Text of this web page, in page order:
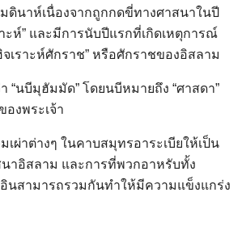
ดินาห์เนื่องจากถูกกดขี่ทางศาสนาในปี
าะห์” และมีการนับปีแรกที่เกิดเหตุการณ์
จเราะห์ศักราช” หรือศักราชของอิสลาม
“นบีมุฮัมมัด” โดยนบีหมายถึง “ศาสดา”
งพระเจ้า
ผ่าต่างๆ ในคาบสมุทรอาระเบียให้เป็น
นาอิสลาม และการที่พวกอาหรับทั้ง
อินสามารถรวมกันทำให้มีความแข็งแกร่ง